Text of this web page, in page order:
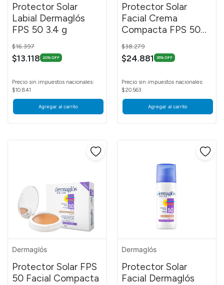
Protector Solar
Labial Dermaglós
FPS 50 3.4 g
Price reduced from
$16.397
$13.118 20% OFF
Precio sin impuestos nacionales:
$10.841
Agregar al carrito
Protector Solar
Facial Crema
Compacta FPS 50
con Color Tono 1
Price reduced from
$38.279
$24.881 35% OFF
Precio sin impuestos nacionales:
$20.563
Agregar al carrito
Dermaglós
Protector Solar FPS
50 Facial Compacta
Dermaglós
Protector Solar
Facial Dermaglós